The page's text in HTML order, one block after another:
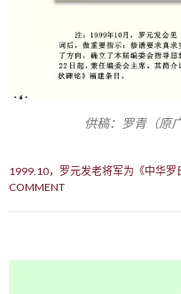
供稿：罗青（原
1999.10，罗元发老将军为《中华罗
COMMENT